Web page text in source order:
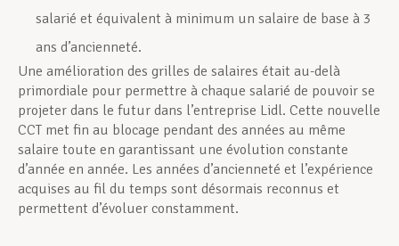
salarié et équivalent à minimum un salaire de base à 3
ans d’ancienneté.
Une amélioration des grilles de salaires était au-delà
primordiale pour permettre à chaque salarié de pouvoir se
projeter dans le futur dans l’entreprise Lidl. Cette nouvelle
CCT met fin au blocage pendant des années au même
salaire toute en garantissant une évolution constante
d’année en année. Les années d’ancienneté et l’expérience
acquises au fil du temps sont désormais reconnus et
permettent d’évoluer constamment.